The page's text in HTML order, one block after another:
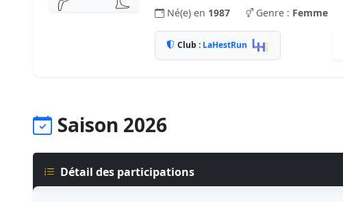
Né(e) en 1987 Genre : Femme
Club : LaHestRun
Saison 2026
Détail des participations